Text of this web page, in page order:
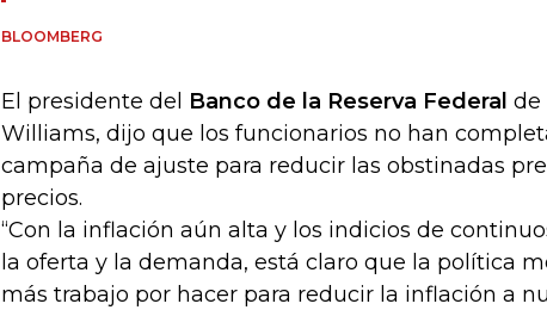
BLOOMBERG
El presidente del Banco de la Reserva Federal de
Williams, dijo que los funcionarios no han
campaña de ajuste para reducir las obstinadas
precios.
“Con la inflación aún alta y los indicios de
la oferta y la demanda, está claro que la política
más trabajo por hacer para reducir la inflación a